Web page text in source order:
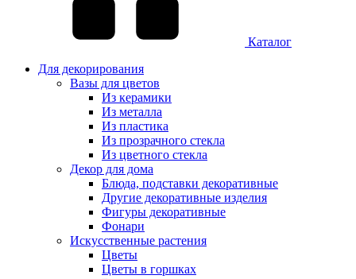
Каталог
Для декорирования
Вазы для цветов
Из керамики
Из металла
Из пластика
Из прозрачного стекла
Из цветного стекла
Декор для дома
Блюда, подставки декоративные
Другие декоративные изделия
Фигуры декоративные
Фонари
Искусственные растения
Цветы
Цветы в горшках